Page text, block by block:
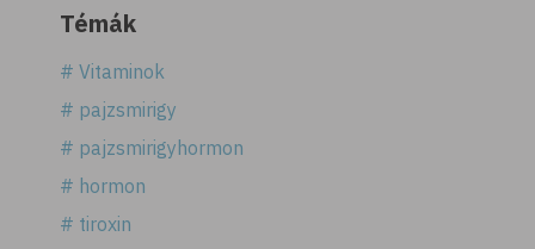
Témák
# Vitaminok
# pajzsmirigy
# pajzsmirigyhormon
# hormon
# tiroxin